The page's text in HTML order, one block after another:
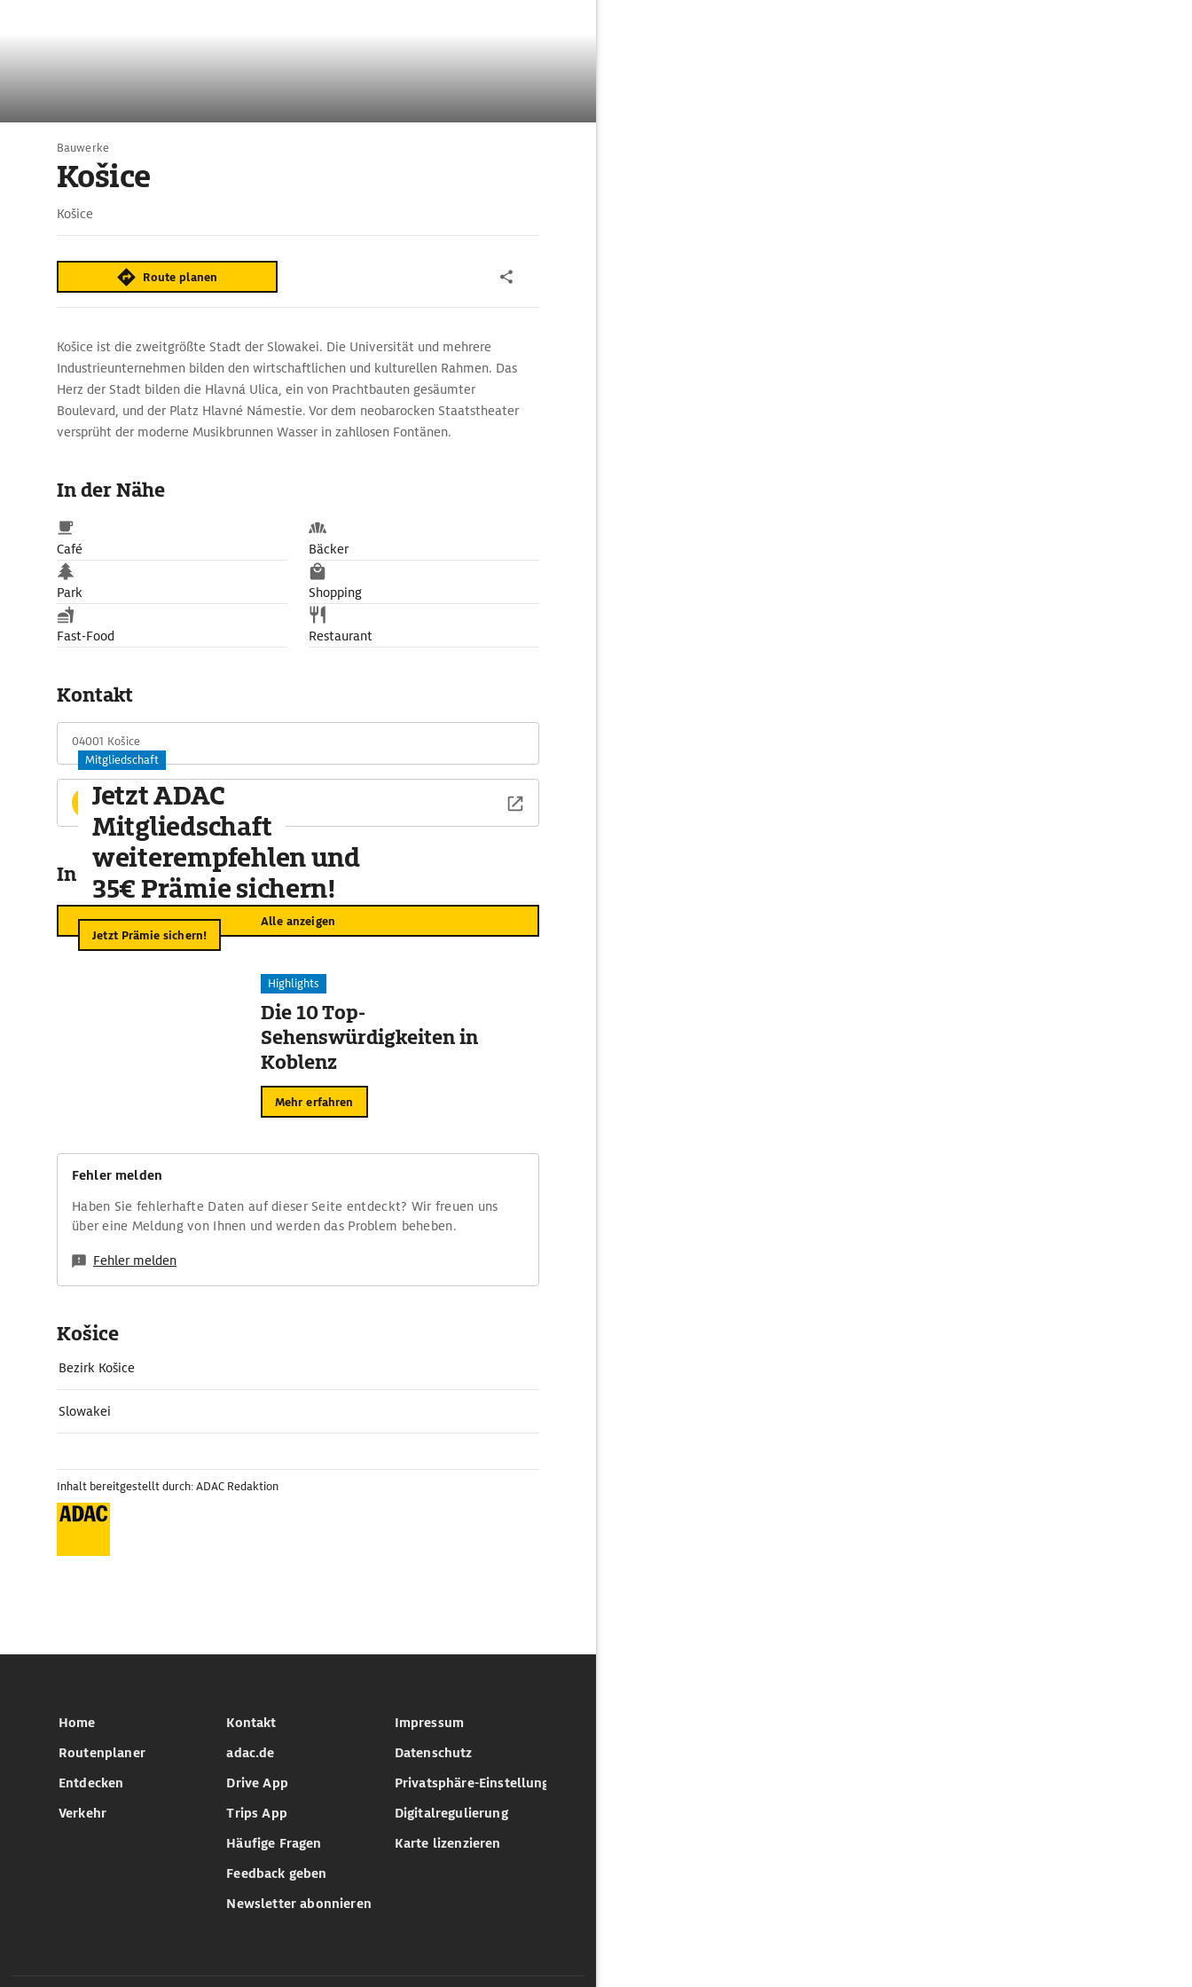
Bauwerke
Košice
Košice
Route planen
Košice ist die zweitgrößte Stadt der Slowakei. Die Universität und mehrere
Industrieunternehmen bilden den wirtschaftlichen und kulturellen Rahmen. Das
Herz der Stadt bilden die Hlavná Ulica, ein von Prachtbauten gesäumter
Boulevard, und der Platz Hlavné Námestie. Vor dem neobarocken Staatstheater
versprüht der moderne Musikbrunnen Wasser in zahllosen Fontänen.
48 gotische Tafelgemälde.
In der Nähe
Café Bäcker
Park Shopping
Fast-Food Restaurant
Kontakt
04001 Košice
Website
In der Umgebung
Alle anzeigen
Mitgliedschaft
Jetzt ADAC
Mitgliedschaft
weiterempfehlen und
35€ Prämie sichern!
Jetzt Prämie sichern!
Highlights
Die 10 Top-
Sehenswürdigkeiten in
Koblenz
Mehr erfahren
Fehler melden
Haben Sie fehlerhafte Daten auf dieser Seite entdeckt? Wir freuen uns
über eine Meldung von Ihnen und werden das Problem beheben.
Fehler melden
Košice
Bezirk Košice
Slowakei
Inhalt bereitgestellt durch: ADAC Redaktion
Home
Routenplaner
Entdecken
Verkehr
Kontakt
adac.de
Drive App
Trips App
Häufige Fragen
Feedback geben
Newsletter abonnieren
Impressum
Datenschutz
Privatsphäre-Einstellungen
Digitalregulierung
Karte lizenzieren